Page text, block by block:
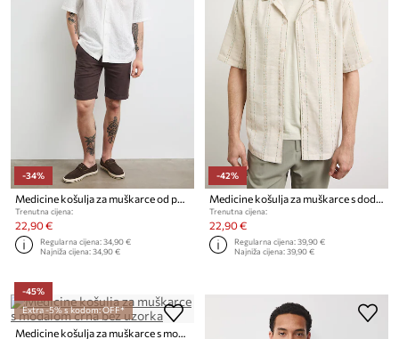
-34%
Medicine košulja za muškarce od pamuka
Trenutna cijena:
22,90 €
Regularna cijena:34,90 €
Najniža cijena:34,90 €
-42%
Medicine košulja za muškarce s dodatkom lana
Trenutna cijena:
22,90 €
Regularna cijena:39,90 €
Najniža cijena:39,90 €
-45%
Extra -5% s kodom: OFF*